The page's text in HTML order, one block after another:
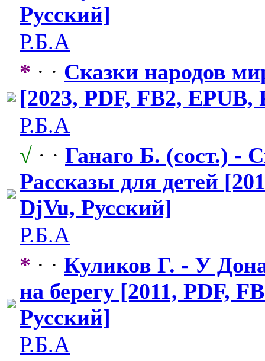
Русский]
Р.Б.А
* · · Сказки народов
[2023, PDF, FB2, EPUB,
Р.Б.А
√ · · Ганаго Б. (сост.) -
Рассказы для детей
DjVu, Русский]
Р.Б.А
* · · Куликов Г. - У
на берегу [2011, PDF,
Русский]
Р.Б.А